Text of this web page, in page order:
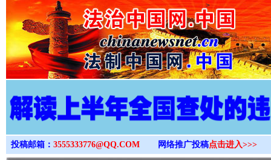
>
投稿邮箱： 3555333776@QQ.COM 网络推广投稿点击进入>>>